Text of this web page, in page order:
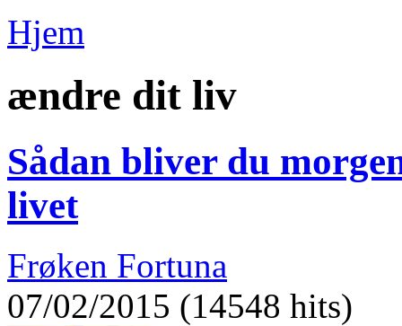
Hjem
ændre dit liv
Sådan bliver du
livet
Frøken Fortuna
07/02/2015 (14548 hits)